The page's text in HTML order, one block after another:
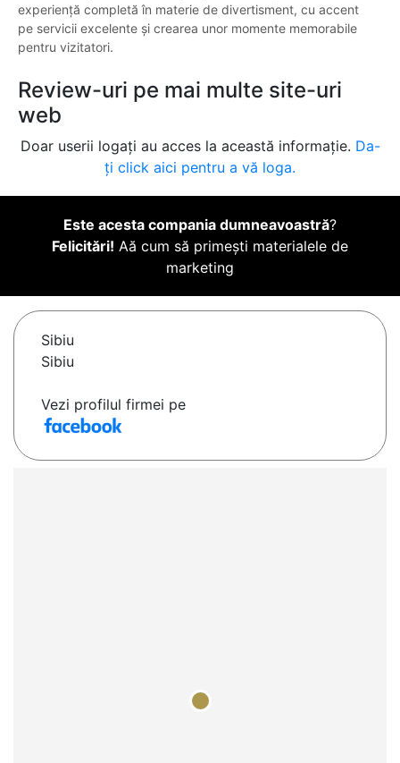
experiență completă în materie de divertisment, cu accent
pe servicii excelente și crearea unor momente memorabile
pentru vizitatori.
Review-uri pe mai multe site-uri
web
Doar userii logați au acces la această informație. Da-
ți click aici pentru a vă loga.
Este acesta compania dumneavoastră?
Felicitări! Aă cum să primești materialele de
marketing
Sibiu
Sibiu
Vezi profilul firmei pe